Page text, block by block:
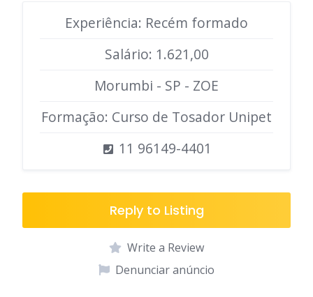
Experiência: Recém formado
Salário: 1.621,00
Morumbi - SP - ZOE
Formação: Curso de Tosador Unipet
11 96149-4401
Reply to Listing
Write a Review
Denunciar anúncio